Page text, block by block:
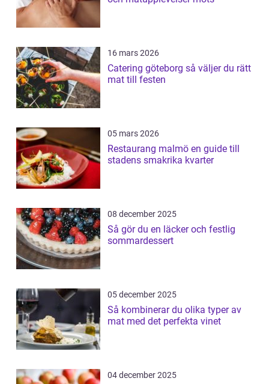
16 mars 2026
Catering göteborg så väljer du rätt
mat till festen
05 mars 2026
Restaurang malmö en guide till
stadens smakrika kvarter
08 december 2025
Så gör du en läcker och festlig
sommardessert
05 december 2025
Så kombinerar du olika typer av
mat med det perfekta vinet
04 december 2025